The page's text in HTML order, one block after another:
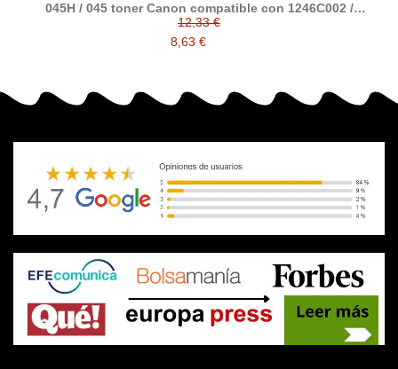
045H / 045 toner Canon compatible con 1246C002 /
1245C002 / 1244C002 / 1243C002
12,33 €
8,63 €